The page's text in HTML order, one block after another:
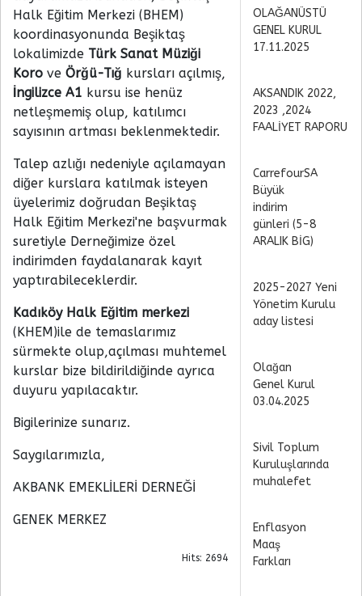
Halk Eğitim Merkezi (BHEM)
koordinasyonunda Beşiktaş
lokalimizde Türk Sanat Müziği
Koro ve Örğü-Tığ kursları açılmış,
İngilizce A1 kursu ise henüz
netleşmemiş olup, katılımcı
sayısının artması beklenmektedir.
Talep azlığı nedeniyle açılamayan
diğer kurslara katılmak isteyen
üyelerimiz doğrudan Beşiktaş
Halk Eğitim Merkezi'ne başvurmak
suretiyle Derneğimize özel
indirimden faydalanarak kayıt
yaptırabileceklerdir.
Kadıköy Halk Eğitim merkezi
(KHEM)ile de temaslarımız
sürmekte olup,açılması muhtemel
kurslar bize bildirildiğinde ayrıca
duyuru yapılacaktır.
Bigilerinize sunarız.
Saygılarımızla,
AKBANK EMEKLİLERİ DERNEĞİ
GENEK MERKEZ
Hits: 2694
OLAĞANÜSTÜ
GENEL KURUL
17.11.2025
AKSANDIK 2022,
2023 ,2024
FAALİYET RAPORU
CarrefourSA
Büyük
indirim
günleri (5-8
ARALIK BİG)
2025-2027 Yeni
Yönetim Kurulu
aday listesi
Olağan
Genel Kurul
03.04.2025
Sivil Toplum
Kuruluşlarında
muhalefet
Enflasyon
Maaş
Farkları